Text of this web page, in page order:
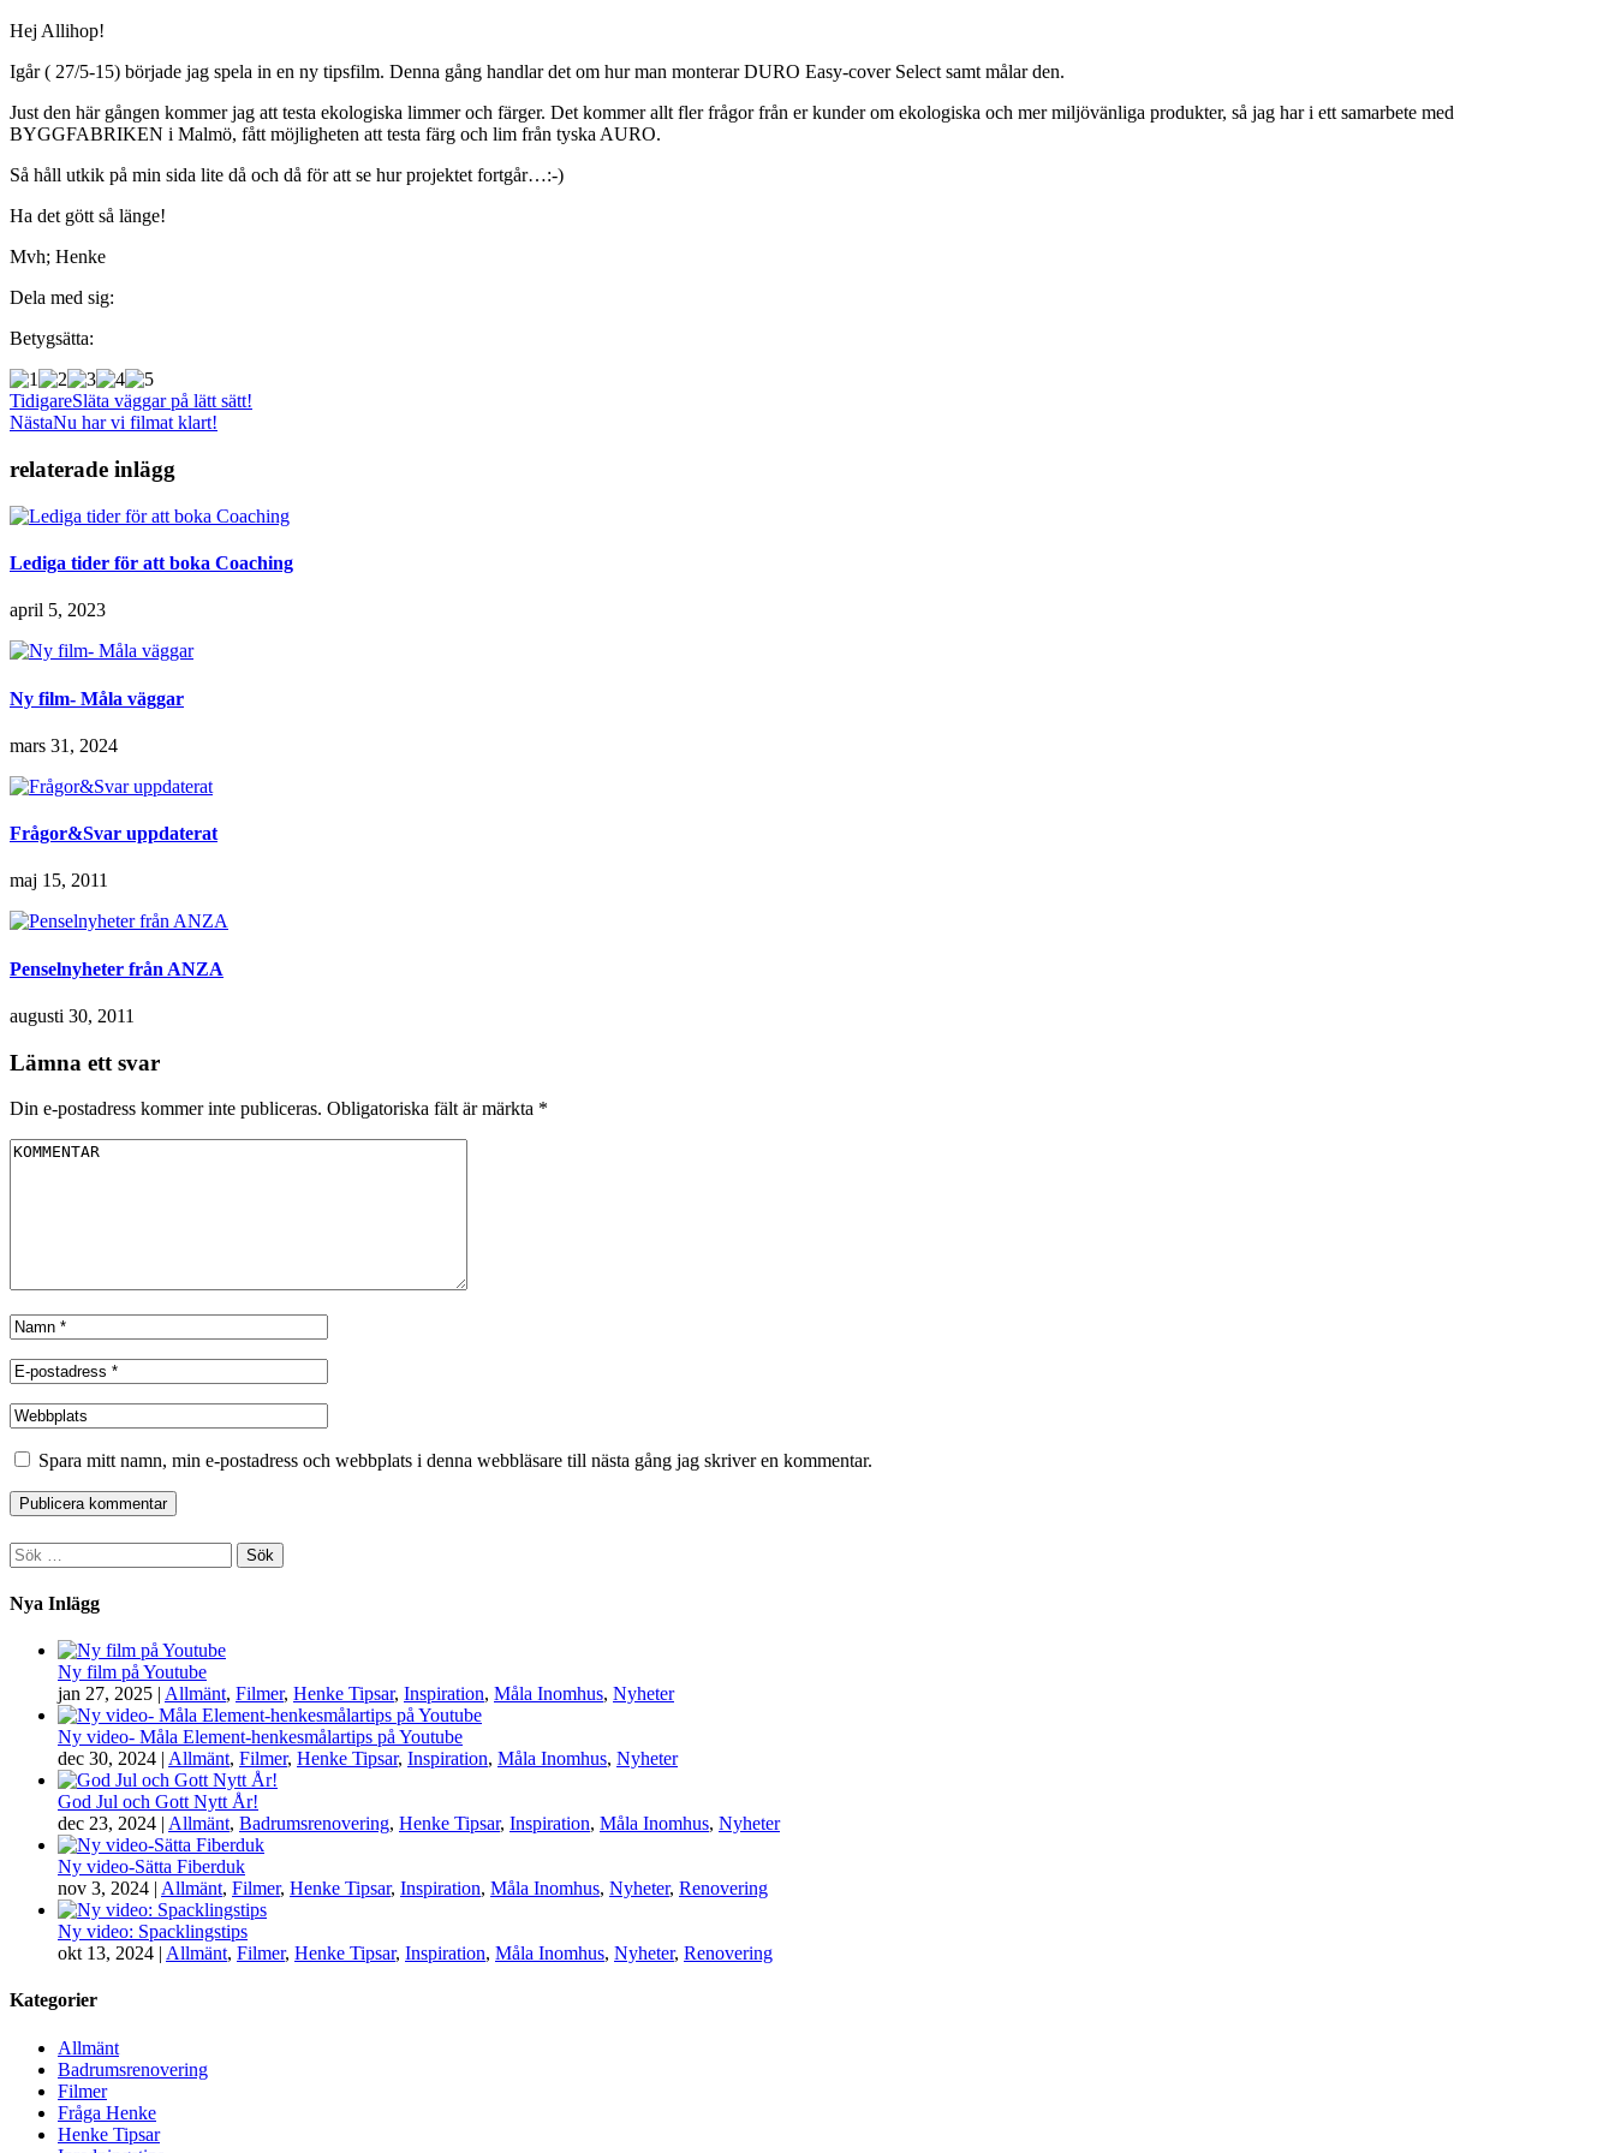
Hej Allihop!
Igår ( 27/5-15) började jag spela in en ny tipsfilm. Denna gång handlar det om hur man monterar DURO Easy-cover Select samt målar den.
Just den här gången kommer jag att testa ekologiska limmer och färger. Det kommer allt fler frågor från er kunder om ekologiska och mer miljövänliga produkter, så jag har i ett samarbete med
BYGGFABRIKEN i Malmö, fått möjligheten att testa färg och lim från tyska AURO.
Så håll utkik på min sida lite då och då för att se hur projektet fortgår…:-)
Ha det gött så länge!
Mvh; Henke
Dela med sig:
Betygsätta:
TidigareSläta väggar på lätt sätt!
NästaNu har vi filmat klart!
relaterade inlägg
Lediga tider för att boka Coaching
april 5, 2023
Ny film- Måla väggar
mars 31, 2024
Frågor&Svar uppdaterat
maj 15, 2011
Penselnyheter från ANZA
augusti 30, 2011
Lämna ett svar
Din e-postadress kommer inte publiceras. Obligatoriska fält är märkta *
Spara mitt namn, min e-postadress och webbplats i denna webbläsare till nästa gång jag skriver en kommentar.
Sök
efter:
Nya Inlägg
Ny film på Youtube
jan 27, 2025 | Allmänt, Filmer, Henke Tipsar, Inspiration, Måla Inomhus, Nyheter
Ny video- Måla Element-henkesmålartips på Youtube
dec 30, 2024 | Allmänt, Filmer, Henke Tipsar, Inspiration, Måla Inomhus, Nyheter
God Jul och Gott Nytt År!
dec 23, 2024 | Allmänt, Badrumsrenovering, Henke Tipsar, Inspiration, Måla Inomhus, Nyheter
Ny video-Sätta Fiberduk
nov 3, 2024 | Allmänt, Filmer, Henke Tipsar, Inspiration, Måla Inomhus, Nyheter, Renovering
Ny video: Spacklingstips
okt 13, 2024 | Allmänt, Filmer, Henke Tipsar, Inspiration, Måla Inomhus, Nyheter, Renovering
Kategorier
Allmänt
Badrumsrenovering
Filmer
Fråga Henke
Henke Tipsar